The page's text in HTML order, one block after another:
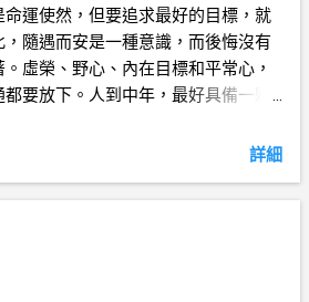
運使然，但要追求最好的目標，就
隨遇而安是一種意識，而後悔沒有
虛榮、野心、內在目標和平常心，
要放下。人到中年，最好具備一顆
詳細